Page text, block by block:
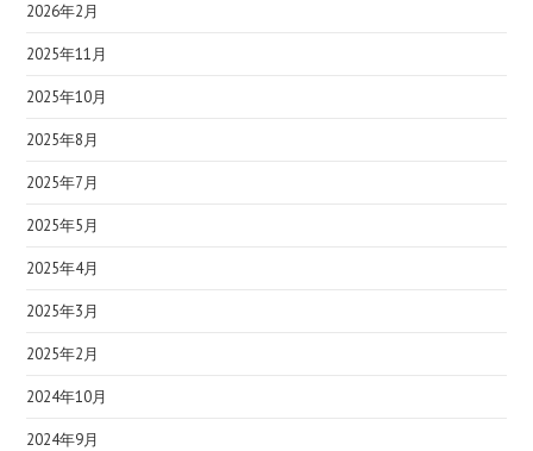
2026年2月
2025年11月
2025年10月
2025年8月
2025年7月
2025年5月
2025年4月
2025年3月
2025年2月
2024年10月
2024年9月